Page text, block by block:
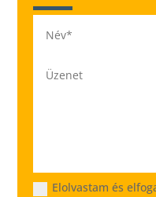
Elolvastam és